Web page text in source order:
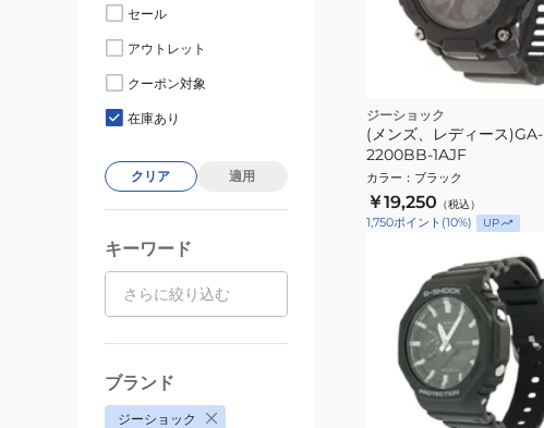
ジーショック
(メンズ、レディース)GA-
2200BB-1AJF
カラー ： ブラック
￥19,250 （税込）
1,750ポイント (10%) UP
セール
アウトレット
クーポン対象
在庫あり
クリア 適用
キーワード
ブランド
ジーショック